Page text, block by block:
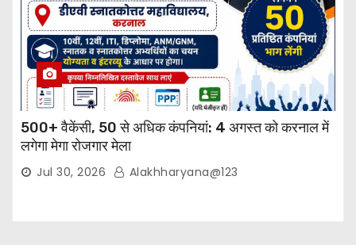
500+ वैकेंसी, 50 से अधिक कंपनियां: 4 अगस्त को करनाल में
लगेगा मेगा रोजगार मेला
Jul 30, 2026 Alakhharyana@123